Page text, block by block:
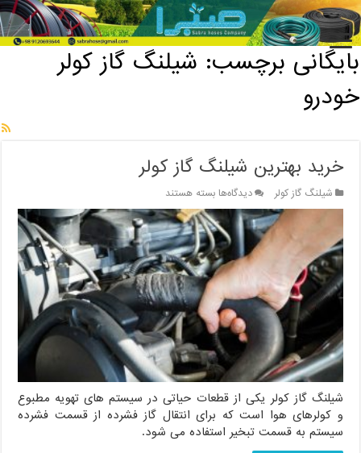
خانه / بایگانی برچسب: شیلنگ گاز کولر خودرو
بایگانی برچسب: شیلنگ گاز کولر
خودرو
خرید بهترین شیلنگ گاز کولر
شیلنگ گاز کولر دیدگاه‌هابرای
خرید
بهترین
شیلنگ
گاز
کولر
بسته هستند
شیلنگ گاز کولر یکی از قطعات حیاتی در سیستم های تهویه مطبوع
و کولرهای هوا است که برای انتقال گاز فشرده از قسمت فشرده
سیستم به قسمت تبخیر استفاده می شود.